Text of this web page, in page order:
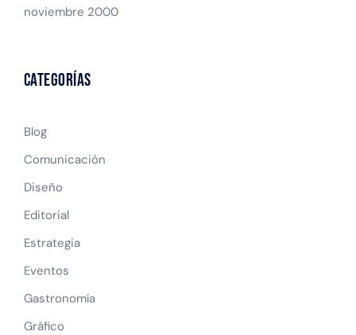
noviembre 2000
Categorías
Blog
Comunicación
Diseño
Editorial
Estrategia
Eventos
Gastronomía
Gráfico